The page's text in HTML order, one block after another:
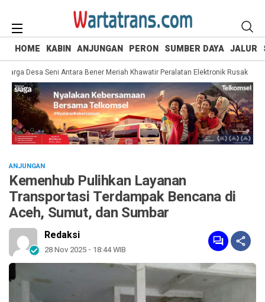
HOME KABIN ANJUNGAN PERON SUMBER DAYA JALUR
Desa Seni Antara Bener Meriah Khawatir Peralatan Elektronik Rusak
ANJUNGAN
Kemenhub Pulihkan Layanan
Transportasi Terdampak Bencana di
Aceh, Sumut, dan Sumbar
Redaksi
28 Nov 2025 - 18:44 WIB